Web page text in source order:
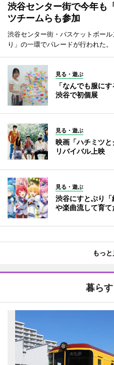
渋谷センター街で今年
ツチームらも参加
渋谷センター街・バスケットボー
り」の一環でパレードが行われた。
見る・遊ぶ
「なんでも服に
渋谷で初個展
見る・遊ぶ
映画「ハチミツ
リバイバル上映
見る・遊ぶ
渋谷にすとぷり
や楽曲流して育て
もっ
暮らす